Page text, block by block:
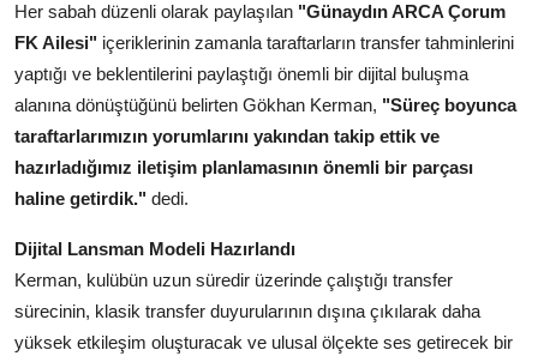
Her sabah düzenli olarak paylaşılan "Günaydın ARCA Çorum
FK Ailesi" içeriklerinin zamanla taraftarların transfer tahminlerini
yaptığı ve beklentilerini paylaştığı önemli bir dijital buluşma
alanına dönüştüğünü belirten Gökhan Kerman, "Süreç boyunca
taraftarlarımızın yorumlarını yakından takip ettik ve
hazırladığımız iletişim planlamasının önemli bir parçası
haline getirdik." dedi.
Dijital Lansman Modeli Hazırlandı
Kerman, kulübün uzun süredir üzerinde çalıştığı transfer
sürecinin, klasik transfer duyurularının dışına çıkılarak daha
yüksek etkileşim oluşturacak ve ulusal ölçekte ses getirecek bir